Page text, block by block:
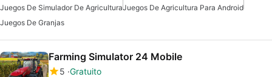
Juegos De Simulador De AgriculturaJuegos De Agricultura Para Android
Juegos De Granjas
Farming Simulator 24 Mobile
5 Gratuito